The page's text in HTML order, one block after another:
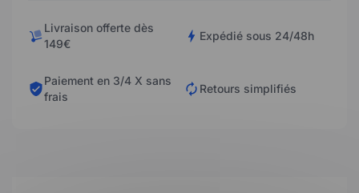
Livraison offerte dès
149€
Expédié sous 24/48h
Paiement en 3/4 X sans
frais
Retours simplifiés